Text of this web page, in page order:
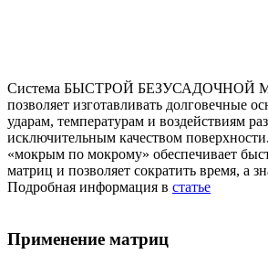
Система БЫСТРОЙ БЕЗУСАДОЧНОЙ
позволяет изготавливать долговечные
ударам, температурам и воздействиям
исключительным качеством
«мокрым по мокрому» обеспечивает
матриц и позволяет сократить время, а
Подробная информация в статье
Применение матриц